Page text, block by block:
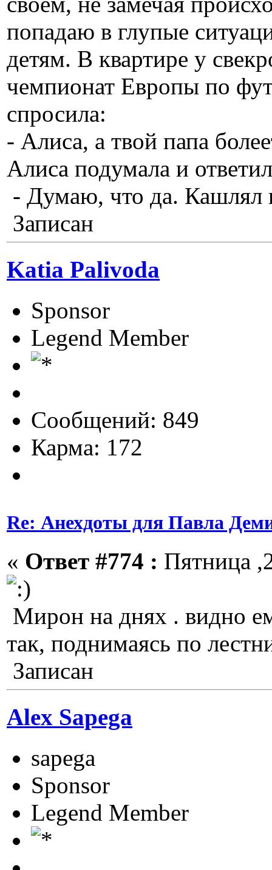
попадаю в глупые
детям. В квартире у
чемпионат Европы по
спросила:
- Алиса, а твой папа
Алиса подумала и
- Думаю, что да. Кашлял
Записан
Katia Palivoda
Sponsor
Legend Member
Сообщений: 849
Карма: 172
Re: Анехдоты для Павла
« Ответ #774 : Пятница
Мирон на днях . видно
так, поднимаясь по
Записан
Alex Sapega
sapega
Sponsor
Legend Member